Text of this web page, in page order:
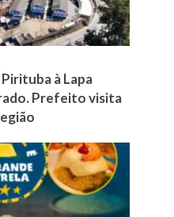
à Lapa
Prefeito visita